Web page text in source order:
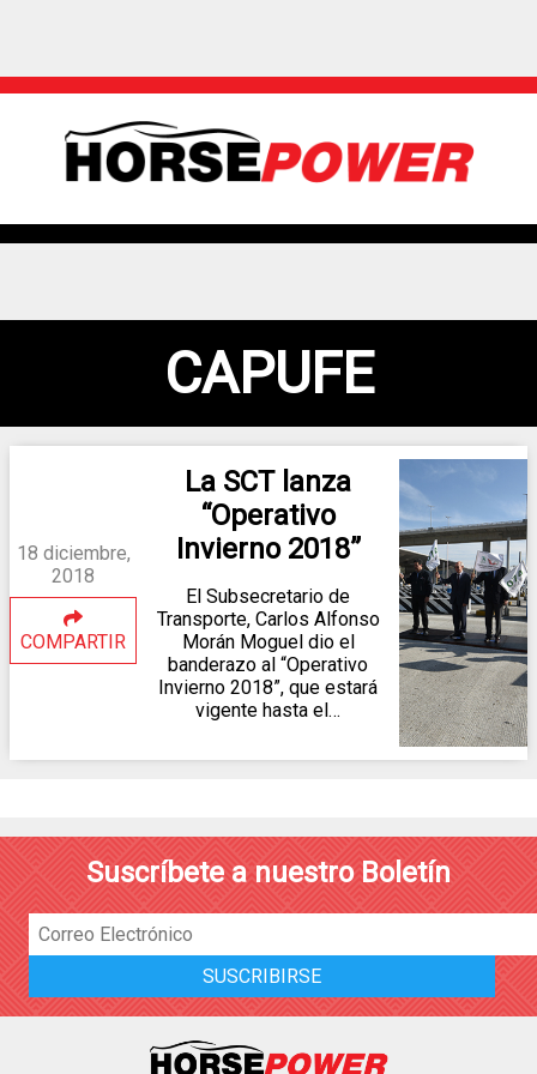
CAPUFE
18 diciembre,
2018
COMPARTIR
La SCT lanza
“Operativo
Invierno 2018”
El Subsecretario de
Transporte, Carlos Alfonso
Morán Moguel dio el
banderazo al “Operativo
Invierno 2018”, que estará
vigente hasta el…
Suscríbete a nuestro Boletín